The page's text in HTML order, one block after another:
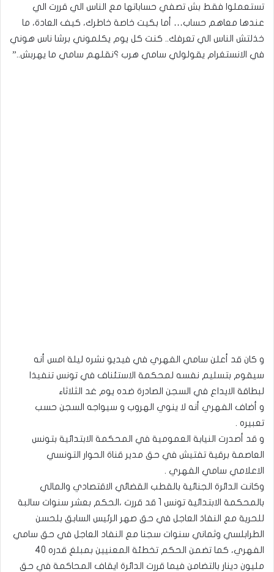
تستعملوا فقط بش تصفي حساباتها مع الناس الي قررت الي
عندها معاهم حساب… أما بكيت خاصة خاطرك، كيف العادة، ما
خذلتش الناس الي تعرفك.. كنت كل يوم يكلموني برشا ناس هوني
في الانستغرام يقولولي سامي هرب ؟نقلهم سامي ما يهربش..”
و كان قد أعلن سامي الفهري في فيديو نشره ليلة امس أنه
سيقوم بتسليم نفسه لمحكمة الاستئناف في تونس تنفيذا
لبطاقة الايداع في السجن الصادرة ضده يوم غد الثلاثاء
و أضاف الفهري أنه لا ينوي الهروب و سيواجه السجن حسب
تعبيره .
و قد أصدرت النيابة العمومية في المحكمة الابتدائية بتونس
العاصمة برقية تفتيش في حق مدير قناة الحوار التونسي
الاعلامي سامي الفهري .
وكانت الدائرة الجنائية بالقطب القضائي الاقتصادي والمالي
بالمحكمة الابتدائية تونس 1 قد قررت ،الحكم بعشر سنوات سالبة
للحرية مع النفاذ العاجل في حق صهر الرئيس السابق بلحسن
الطرابلسي وثماني سنوات سجنا مع النفاد العاجل في حق سامي
الفهري، كما تضمن الحكم تخطئة المعنيين بمبلغ قدره 40
مليون دينار بالتضامن فيما قررت الدائرة ايقاف المحاكمة في حق